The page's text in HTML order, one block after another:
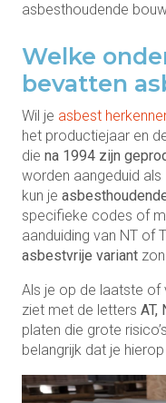
asbesthoudende
Welke
bevatten
Wil je asbest
het productiejaar en
die na 1994 zijn
worden aangeduid als
kun je
specifieke codes of
aanduiding van NT of
asbestvrije variant
Als je op de laatste
ziet met de letters AT,
platen die grote
belangrijk dat je